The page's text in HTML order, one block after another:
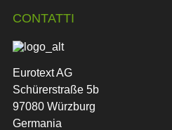
CONTATTI
Eurotext AG
Schürerstraße 5b
97080 Würzburg
Germania